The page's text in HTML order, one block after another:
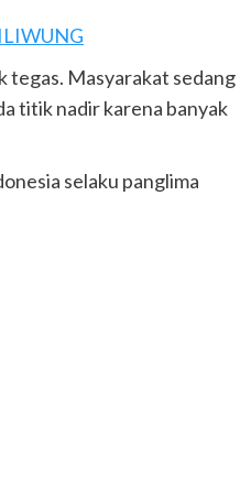
tegas. Masyarakat sedang
titik nadir karena banyak
selaku panglima